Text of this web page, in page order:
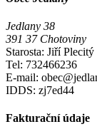
Jedlany 38
391 37 Chotoviny
Starosta: Jiří Plecitý
Tel: 732466236
E-mail:
IDDS: zj7ed44
Fakturační údaje